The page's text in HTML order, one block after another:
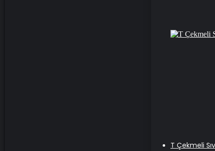
T Çekmeli